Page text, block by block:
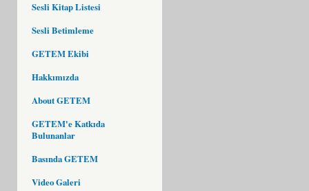
Sesli Kitap Listesi
Sesli Betimleme
GETEM Ekibi
Hakkımızda
About GETEM
GETEM'e Katkıda
Bulunanlar
Basında GETEM
Video Galeri